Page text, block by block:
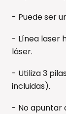
- Puede ser
- Línea laser
láser.
- Utiliza 3
incluidas).
- No apuntar